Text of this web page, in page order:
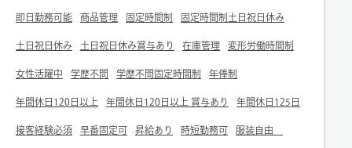
即日勤務可能 商品管理 固定時間制 固定時間制土日祝日休み
土日祝日休み 土日祝日休み賞与あり 在庫管理 変形労働時間制
女性活躍中 学歴不問 学歴不問固定時間制 年俸制
年間休日120日以上 年間休日120日以上 賞与あり 年間休日125日
接客経験必須 早番固定可 昇給あり 時短勤務可 服装自由